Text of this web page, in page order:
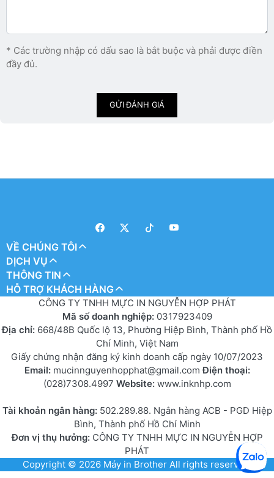
* Các trường nhập có dấu sao là bắt buộc và phải được điền
đầy đủ.
GỬI ĐÁNH GIÁ
VỀ CHÚNG TÔI
DỊCH VỤ
THÔNG TIN
HỖ TRỢ KHÁCH HÀNG
CÔNG TY TNHH MỰC IN NGUYỄN HỢP PHÁT
Mã số doanh nghiệp: 0317923409
Địa chỉ: 668/48B Quốc lộ 13, Phường Hiệp Bình, Thành phố Hồ
Chí Minh, Việt Nam
Giấy chứng nhận đăng ký kinh doanh cấp ngày 10/07/2023
Email: mucinnguyenhopphat@gmail.comĐiện thoại:
(028)7308.4997 Website: www.inknhp.com
Tài khoản ngân hàng: 502.289.88. Ngân hàng ACB - PGD Hiệp
Bình, Thành phố Hồ Chí Minh
Đơn vị thụ hưởng:CÔNG TY TNHH MỰC IN NGUYỄN HỢP
PHÁT
Copyright © 2026 Máy in BrotherAll rights reserved.